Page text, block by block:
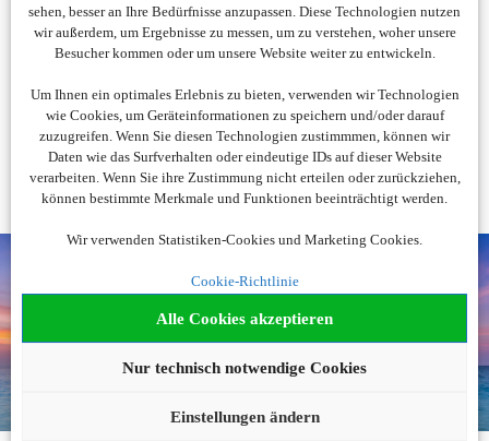
sehen, besser an Ihre Bedürfnisse anzupassen. Diese Technologien nutzen
wir außerdem, um Ergebnisse zu messen, um zu verstehen, woher unsere
Besucher kommen oder um unsere Website weiter zu entwickeln.
Um Ihnen ein optimales Erlebnis zu bieten, verwenden wir Technologien
wie Cookies, um Geräteinformationen zu speichern und/oder darauf
zuzugreifen. Wenn Sie diesen Technologien zustimmmen, können wir
Daten wie das Surfverhalten oder eindeutige IDs auf dieser Website
verarbeiten. Wenn Sie ihre Zustimmung nicht erteilen oder zurückziehen,
können bestimmte Merkmale und Funktionen beeinträchtigt werden.
Wir verwenden Statistiken-Cookies und Marketing Cookies.
Cookie-Richtlinie
Alle Cookies akzeptieren
Nur technisch notwendige Cookies
Einstellungen ändern
Wir brauchen Ihre Einwilligung
Es werden ggf. personenbezogene Daten verarbeitet.
Cookies akzeptieren
Noch nicht fündig
geworden?
Wir beraten Sie gerne!
0043 12051927
buchung@urlaubsplus.de